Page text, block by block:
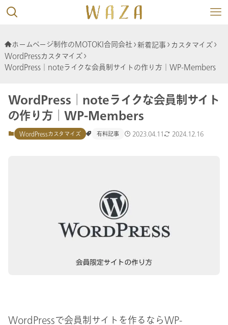
ホームページ制作のMOTOKI合同会社 新着記事
カスタマイズ
WordPressカスタマイズ
WordPress│noteライクな会員制サイトの作り方│WP-Members
WordPress│noteライクな会員制サイト
の作り方│WP-Members
WordPressカスタマイズ 有料記事 2023.04.11 2024.12.16
WordPressで会員制サイトを作るならWP-